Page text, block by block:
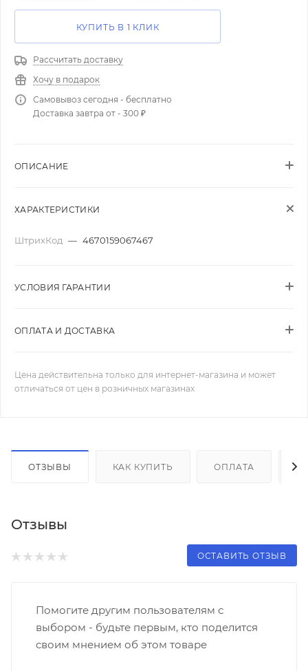
КУПИТЬ В 1 КЛИК
Рассчитать доставку
Хочу в подарок
Самовывоз сегодня - бесплатно
Доставка завтра от - 300 ₽
ОПИСАНИЕ
ХАРАКТЕРИСТИКИ
ШтрихКод — 4670159067467
УСЛОВИЯ ГАРАНТИИ
ОПЛАТА И ДОСТАВКА
Цена действительна только для интернет-магазина и может
отличаться от цен в розничных магазинах
ОТЗЫВЫ КАК КУПИТЬ ОПЛАТА
Отзывы
ОСТАВИТЬ ОТЗЫВ
Помогите другим пользователям с
выбором - будьте первым, кто поделится
своим мнением об этом товаре